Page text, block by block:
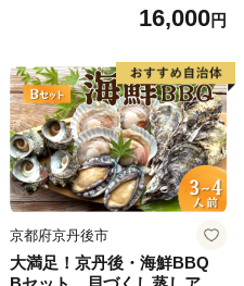
16,000円
京都府京丹後市
大満足！京丹後・海鮮BBQ